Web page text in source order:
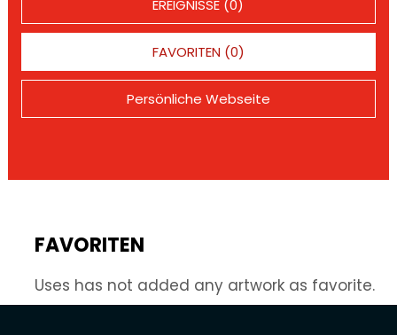
EREIGNISSE (0)
FAVORITEN (0)
Persönliche Webseite
FAVORITEN
Uses has not added any artwork as favorite.